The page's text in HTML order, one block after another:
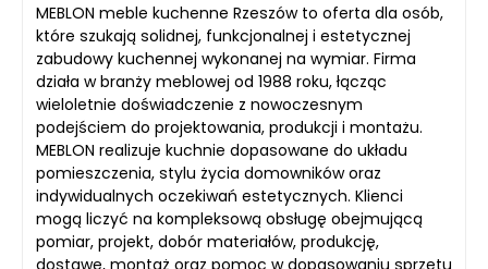
MEBLON meble kuchenne Rzeszów to oferta dla osób,
które szukają solidnej, funkcjonalnej i estetycznej
zabudowy kuchennej wykonanej na wymiar. Firma
działa w branży meblowej od 1988 roku, łącząc
wieloletnie doświadczenie z nowoczesnym
podejściem do projektowania, produkcji i montażu.
MEBLON realizuje kuchnie dopasowane do układu
pomieszczenia, stylu życia domowników oraz
indywidualnych oczekiwań estetycznych. Klienci
mogą liczyć na kompleksową obsługę obejmującą
pomiar, projekt, dobór materiałów, produkcję,
dostawę, montaż oraz pomoc w dopasowaniu sprzętu